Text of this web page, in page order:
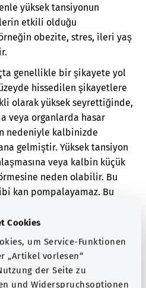
Cookies
um Service-Funktionen
„Artikel vorlesen“
der Seite zu
und Widerspruchsoptionen
yüksek tansiyonun
etkili olduğu
obezite, stres, ileri yaş
genellikle bir şikayete yol
hissedilen şikayetlere
olarak yüksek seyrettiğinde,
veya organlarda hasar
nedeniyle kalbinizde
gelmiştir. Yüksek tansiyon
veya kalbin küçük
neden olabilir. Bu
kan pompalayamaz. Bu